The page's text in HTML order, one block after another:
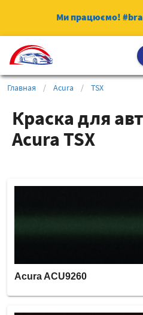
Ми працюємо!
Главная / Acura / TSX
Краска для
Acura TSX
Acura ACU9260